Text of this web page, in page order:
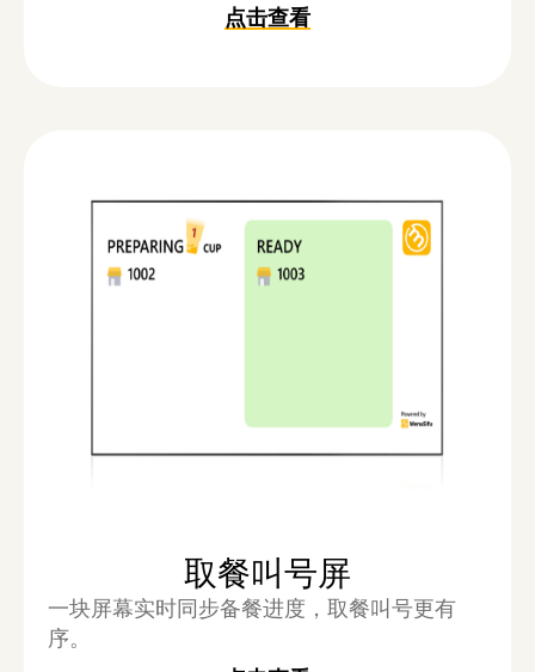
点击查看
取餐叫号屏
一块屏幕实时同步备餐进度，取餐叫号更有
序。